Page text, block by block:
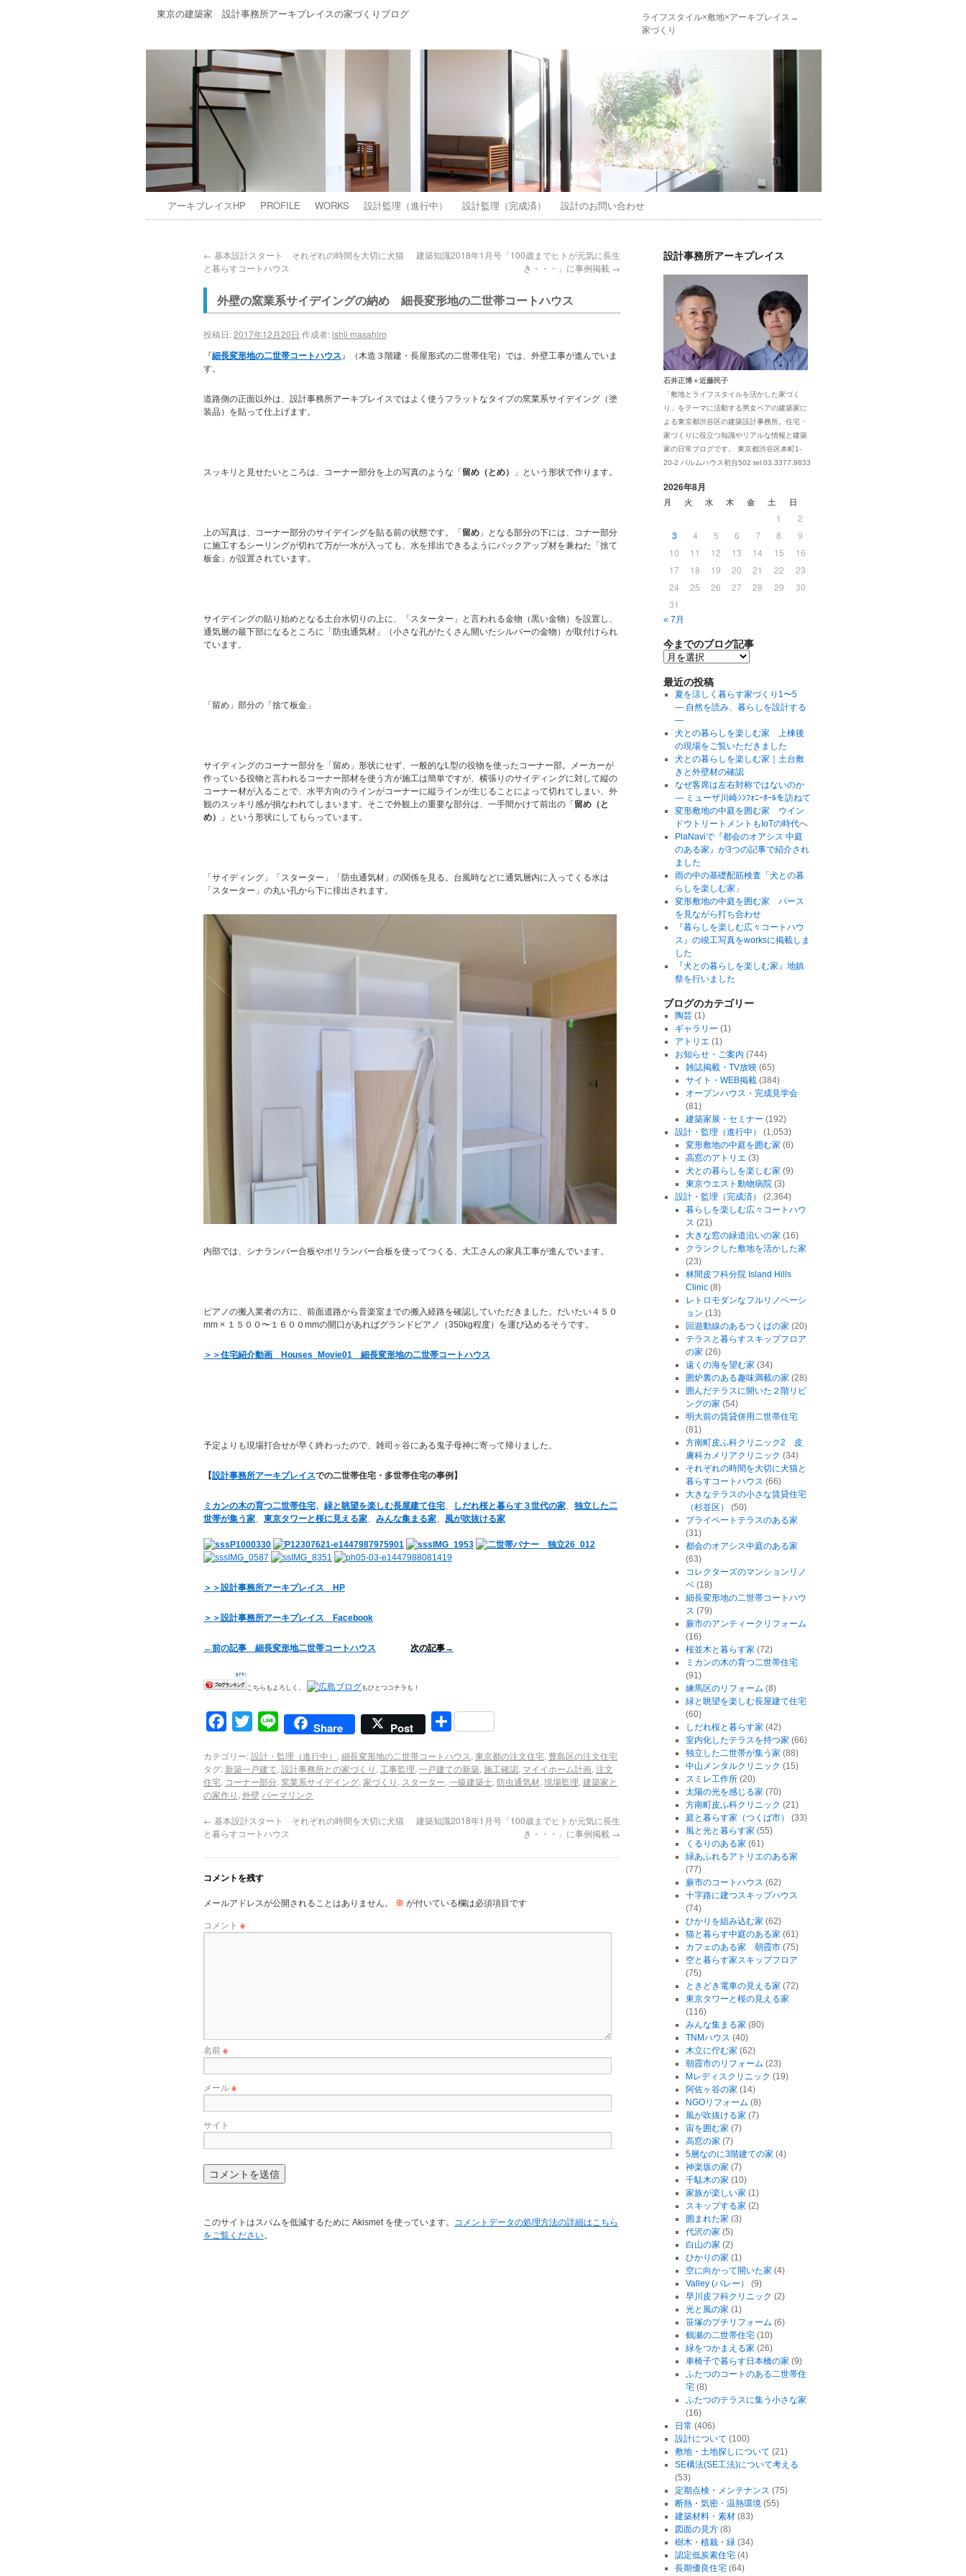
東京の建築家 設計事務所アーキプレイスの家づくりブログ
ライフスタイル×敷地×アーキプレイス→
家づくり
アーキプレイスHP PROFILE WORKS 設計監理（進行中） 設計監理（完成済） 設計のお問い合わせ
← 基本設計スタート それぞれの時間を大切に犬猫
と暮らすコートハウス
建築知識2018年1月号「100歳までヒトが元気に長生
き・・・」に事例掲載 →
外壁の窯業系サイデイングの納め 細長変形地の二世帯コートハウス
投稿日:2017年12月20日 作成者:ishii masahiro
『細長変形地の二世帯コートハウス 』（木造３階建・長屋形式の二世帯住宅）では、外壁工事が進んでいま
す。
道路側の正面以外は、設計事務所アーキプレイスではよく使うフラットなタイプの窯業系サイデイング（塗
装品）を貼って仕上げます。
スッキリと見せたいところは、コーナー部分を上の写真のような「留め（とめ） 」という形状で作ります。
上の写真は、コーナー部分のサイデイングを貼る前の状態です。「留め 」となる部分の下には、コナー部分
に施工するシーリングが切れて万が一水が入っても、水を排出できるようにバックアップ材を兼ねた「捨て
板金」が設置されています。
サイデイングの貼り始めとなる土台水切りの上に、「スターター」と言われる金物（黒い金物）を設置し、
通気層の最下部になるところに「防虫通気材」（小さな孔がたくさん開いたシルバーの金物）が取付けられ
ています。
「留め」部分の「捨て板金」
サイディングのコーナー部分を「留め」形状にせず、一般的なL型の役物を使ったコーナー部。メーカーが
作っている役物と言われるコーナー部材を使う方が施工は簡単ですが、横張りのサイディングに対して縦の
コーナー材が入ることで、水平方向のラインがコーナーに縦ラインが生じることによって切れてしまい、外
観のスッキリ感が損なわれてしまいます。そこで外観上の重要な部分は、一手間かけて前出の「留め（と
め）
」という形状にしてもらっています。
「サイディング」「スターター」「防虫通気材」の関係を見る。台風時などに通気層内に入ってくる水は
「スターター」の丸い孔から下に排出されます。
内部では、シナランバー合板やポリランバー合板を使ってつくる、大工さんの家具工事が進んでいます。
ピアノの搬入業者の方に、前面道路から音楽室までの搬入経路を確認していただきました。だいたい４５０
mm × １５００〜１６００mmの開口があればグランドピアノ（350kg程度）を運び込めるそうです。
＞＞住宅紹介動画 Houses_Movie01 細長変形地の二世帯コートハウス
予定よりも現場打合せが早く終わったので、雑司ヶ谷にある鬼子母神に寄って帰りました。
【設計事務所アーキプレイスでの二世帯住宅・多世帯住宅の事例】
ミカンの木の育つ二世帯住宅、 緑と眺望を楽しむ長屋建て住宅 しだれ桜と暮らす３世代の家
独立した二
世帯が集う家
東京タワーと桜に見える家 みんな集まる家 風が吹抜ける家
＞＞設計事務所アーキプレイス HP
＞＞設計事務所アーキプレイス Facebook
←前の記事 細長変形地二世帯コートハウス 次の記事→
こちらもよろしく。 もひとつコチラも！
Facebook
Twitter Line Share Post
共
カテゴリー:設計・監理（進行中） , 細長変形地の二世帯コートハウス, 東京都の注文住宅, 豊島区の注文住宅
タグ: 新築一戸建て, 設計事務所との家づくり , 工事監理, 一戸建ての新築, 施工確認, マイイホーム計画, 注文
住宅, コーナー部分, 窯業系サイデイング, 家づくり , スターター, 一級建築士, 防虫通気材, 現場監理, 建築家と
の家作り , 外壁 パーマリンク
← 基本設計スタート それぞれの時間を大切に犬猫
と暮らすコートハウス
建築知識2018年1月号「100歳までヒトが元気に長生
き・・・」に事例掲載 →
コメントを残す
メールアドレスが公開されることはありません。 ※ が付いている欄は必須項目です
コメント ※
名前※
メール※
サイト
このサイトはスパムを低減するために Akismet を使っています。
コメントデータの処理方法の詳細はこちら
をご覧ください。
設計事務所アーキプレイス
石井正博＋近藤民子
「敷地とライフスタイルを活かした家づく
り」をテーマに活動する男女ペアの建築家に
よる東京都渋谷区の建築設計事務所。住宅・
家づくりに役立つ知識やリアルな情報と建築
家の日常ブログです。 東京都渋谷区本町1-
20-2 パルムハウス初台502 tel.03.3377.9833
2026年8月
月 火 水 木 金 土 日
1
2
3
4 5 6 7 8
9
10
11 12 13 14 15
16
17
18 19 20 21 22
23
24
25 26 27 28 29
30
31
« 7月
今までのブログ記事
最近の投稿
夏を涼しく暮らす家づくり1〜5
― 自然を読み、暮らしを設計する
―
犬との暮らしを楽しむ家 上棟後
の現場をご覧いただきました
犬との暮らしを楽しむ家｜土台敷
きと外壁材の確認
なぜ客席は左右対称ではないのか
― ミューザ川崎ｼﾝﾌｫﾆｰﾎｰﾙを訪ねて
変形敷地の中庭を囲む家 ウイン
ドウトリートメントもIoTの時代へ
PlaNaviで『都会のオアシス 中庭
のある家』が3つの記事で紹介され
ました
雨の中の基礎配筋検査「犬との暮
らしを楽しむ家」
変形敷地の中庭を囲む家 パース
を見ながら打ち合わせ
『暮らしを楽しむ広々コートハウ
ス』の竣工写真をworksに掲載しま
した
『犬との暮らしを楽しむ家』地鎮
祭を行いました
ブログのカテゴリー
陶芸(1)
ギャラリー (1)
アトリエ(1)
お知らせ・ご案内 (744)
雑誌掲載・TV放映 (65)
サイト・WEB掲載 (384)
オープンハウス・完成見学会
(81)
建築家展・セミナー (192)
設計・監理（進行中）
(1,053)
変形敷地の中庭を囲む家 (6)
高窓のアトリエ (3)
犬との暮らしを楽しむ家 (9)
東京ウエスト動物病院 (3)
設計・監理（完成済）
(2,364)
暮らしを楽しむ広々コートハウ
ス (21)
大きな窓の緑道沿いの家 (16)
クランクした敷地を活かした家
(23)
林間皮フ科分院 Island Hills
Clinic (8)
レトロモダンなフルリノベーシ
ョン (13)
回遊動線のあるつくばの家 (20)
テラスと暮らすスキップフロア
の家 (26)
遠くの海を望む家 (34)
囲炉裏のある趣味満載の家 (28)
囲んだテラスに開いた２階リビ
ングの家 (54)
明大前の賃貸併用二世帯住宅
(81)
方南町皮ふ科クリニック2 皮
膚科カメリアクリニック (34)
それぞれの時間を大切に犬猫と
暮らすコートハウス (66)
大きなテラスの小さな賃貸住宅
（杉並区）
(50)
プライベートテラスのある家
(31)
都会のオアシス中庭のある家
(63)
コレクターズのマンションリノ
ベ (18)
細長変形地の二世帯コートハウ
ス (79)
蕨市のアンティークリフォーム
(16)
桜並木と暮らす家 (72)
ミカンの木の育つ二世帯住宅
(91)
練馬区のリフォーム (8)
緑と眺望を楽しむ長屋建て住宅
(60)
しだれ桜と暮らす家 (42)
室内化したテラスを持つ家 (66)
独立した二世帯が集う家 (88)
中山メンタルクリニック (15)
スミレ工作所 (20)
太陽の光を感じる家 (70)
方南町皮ふ科クリニック (21)
庭と暮らす家（つくば市）
(33)
風と光と暮らす家 (55)
くるりのある家 (61)
緑あふれるアトリエのある家
(77)
蕨市のコートハウス (62)
十字路に建つスキップハウス
(74)
ひかりを組み込む家 (62)
猫と暮らす中庭のある家 (61)
カフェのある家 朝霞市 (75)
空と暮らす家スキップフロア
(75)
ときどき電車の見える家 (72)
東京タワーと桜の見える家
(116)
みんな集まる家 (80)
TNMハウス (40)
木立に佇む家 (62)
朝霞市のリフォーム (23)
Mレディスクリニック (19)
阿佐ヶ谷の家 (14)
NGOリフォーム (8)
風が吹抜ける家 (7)
宙を囲む家 (7)
高窓の家 (7)
5層なのに3階建ての家 (4)
神楽坂の家 (7)
千駄木の家 (10)
家族が楽しい家 (1)
スキップする家 (2)
囲まれた家 (3)
代沢の家 (5)
白山の家 (2)
ひかりの家 (1)
空に向かって開いた家 (4)
Valley (バレー）
(9)
早川皮フ科クリニック (2)
光と風の家 (1)
笹塚のプチリフォーム (6)
鶴瀬の二世帯住宅 (10)
緑をつかまえる家 (26)
車椅子で暮らす日本橋の家 (9)
ふたつのコートのある二世帯住
宅 (8)
ふたつのテラスに集う小さな家
(16)
日常 (406)
設計について (100)
敷地・土地探しについて (21)
SE構法(SE工法)について考える
(53)
定期点検・メンテナンス (75)
断熱・気密・温熱環境(55)
建築材料・素材(83)
図面の見方(8)
樹木・植栽・緑(34)
認定低炭素住宅(4)
長期優良住宅(64)